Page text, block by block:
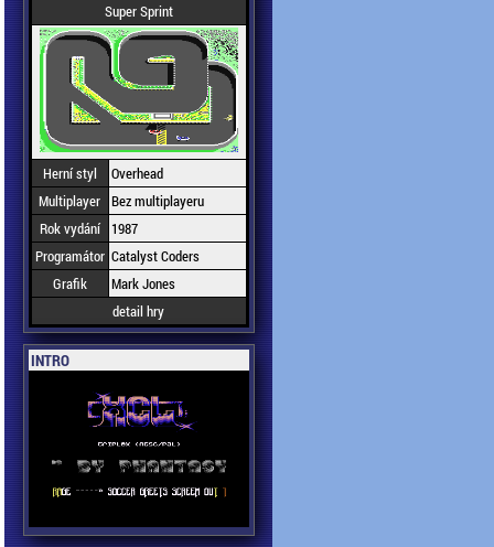
Super Sprint
Herní styl
Overhead
Multiplayer Bez multiplayeru
Rok vydání
1987
Programátor Catalyst Coders
Grafik
Mark Jones
detail hry
INTRO